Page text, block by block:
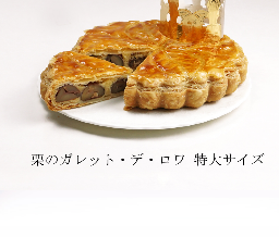
[b0008] 栗のガレット・デ・ロ
ワ 特大サイズ